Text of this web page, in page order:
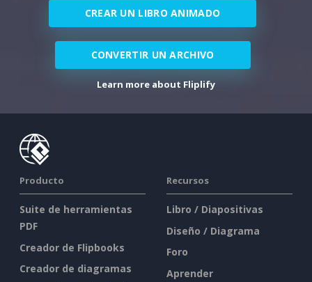
CREAR UN LIBRO ANIMADO
CONVERTIR UN ARCHIVO
Learn more about Fliplify
Producto
Suite de herramientas
PDF
Creador de Flipbooks
Creador de diagramas
Recursos
Libro / Diapositivas
Diseño / Diagrama
Foro
Aprender